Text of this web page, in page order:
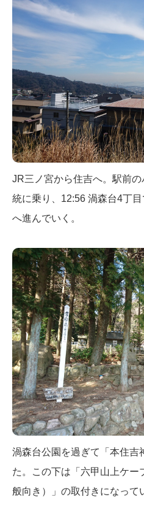
JR三ノ宮から住吉へ。駅前
統に乗り、12:56 渦森台4丁
へ進んでいく。
渦森台公園を過ぎて「本住吉
た。この下は「六甲山上ケー
般向き）」の取付きになって